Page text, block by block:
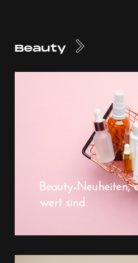
Beauty
Beauty-Neuheiten,
wert sind